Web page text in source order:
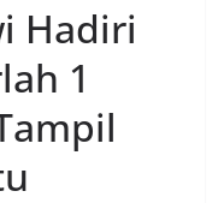
Hadiri
1